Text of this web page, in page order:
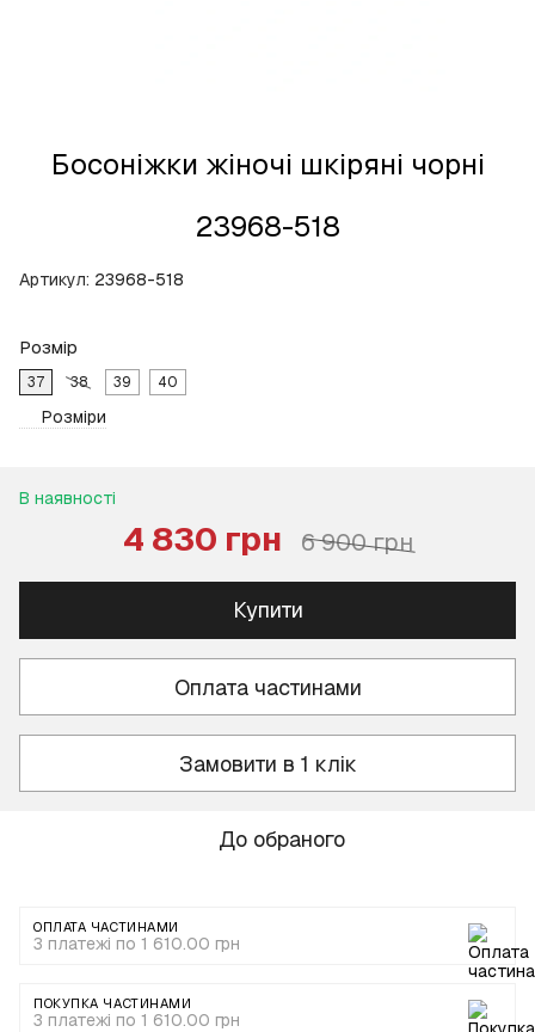
Босоніжки жіночі шкіряні чорні
23968-518
Артикул: 23968-518
Розмір
37 38 39 40
Розміри
В наявності
4 830 грн 6 900 грн
Купити
Оплата частинами
Замовити в 1 клік
До обраного
ОПЛАТА ЧАСТИНАМИ
3 платежі по 1 610.00 грн
ПОКУПКА ЧАСТИНАМИ
3 платежі по 1 610.00 грн